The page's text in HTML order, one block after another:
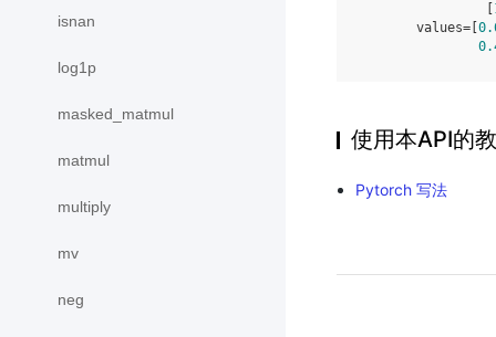
isnan
log1p
masked_matmul
matmul
multiply
mv
neg
       values=[
使用本API的
Pytorch 写法